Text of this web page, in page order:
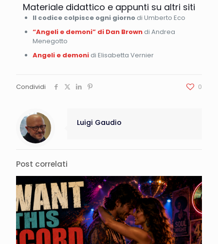
Materiale didattico e appunti su altri siti
Il codice colpisce ogni giornodi Umberto Eco
“Angeli e demoni” di Dan Browndi Andrea
Menegotto
Angeli e demonidi Elisabetta Vernier
Condividi 0
Luigi Gaudio
Post correlati